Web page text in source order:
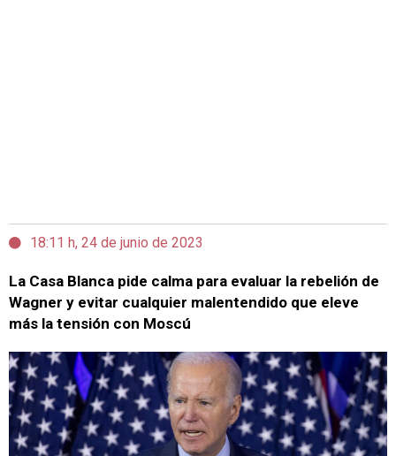
18:11 h, 24 de junio de 2023
La Casa Blanca pide calma para evaluar la rebelión de
Wagner y evitar cualquier malentendido que eleve
más la tensión con Moscú